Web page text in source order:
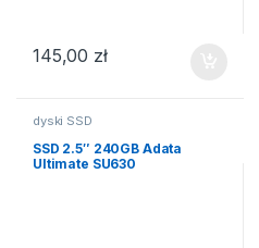
145,00 zł
dyski SSD
SSD 2.5″ 240GB Adata
Ultimate SU630